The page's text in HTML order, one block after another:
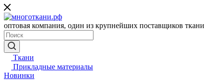
оптовая компания, один из крупнейших поставщиков ткани
Ткани
Прикладные материалы
Новинки